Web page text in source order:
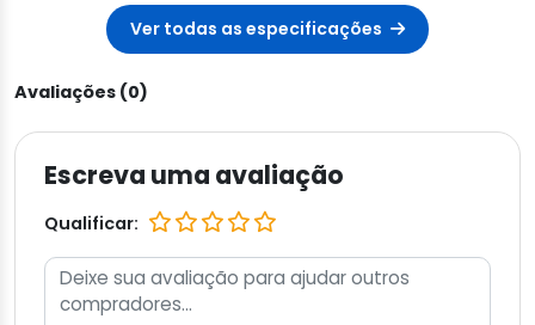
Ver todas as especificações
Avaliações (0)
Escreva uma avaliação
Qualificar: